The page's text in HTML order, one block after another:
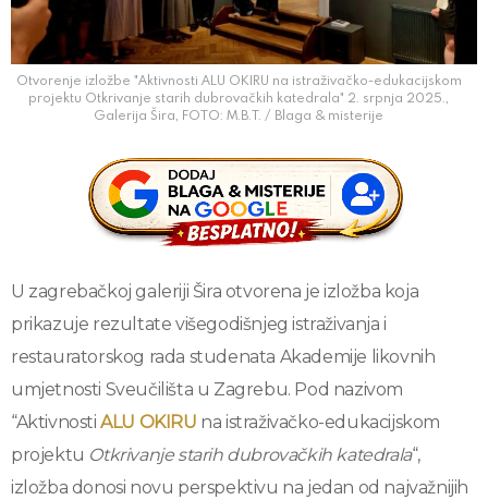
Otvorenje izložbe "Aktivnosti ALU OKIRU na istraživačko-edukacijskom
projektu Otkrivanje starih dubrovačkih katedrala" 2. srpnja 2025.,
Galerija Šira, FOTO: M.B.T. / Blaga & misterije
U zagrebačkoj galeriji Šira otvorena je izložba koja
prikazuje rezultate višegodišnjeg istraživanja i
restauratorskog rada studenata Akademije likovnih
umjetnosti Sveučilišta u Zagrebu. Pod nazivom
“AktivnostiALU OKIRU na istraživačko-edukacijskom
projektu Otkrivanje starih dubrovačkih katedrala“,
izložba donosi novu perspektivu na jedan od najvažnijih